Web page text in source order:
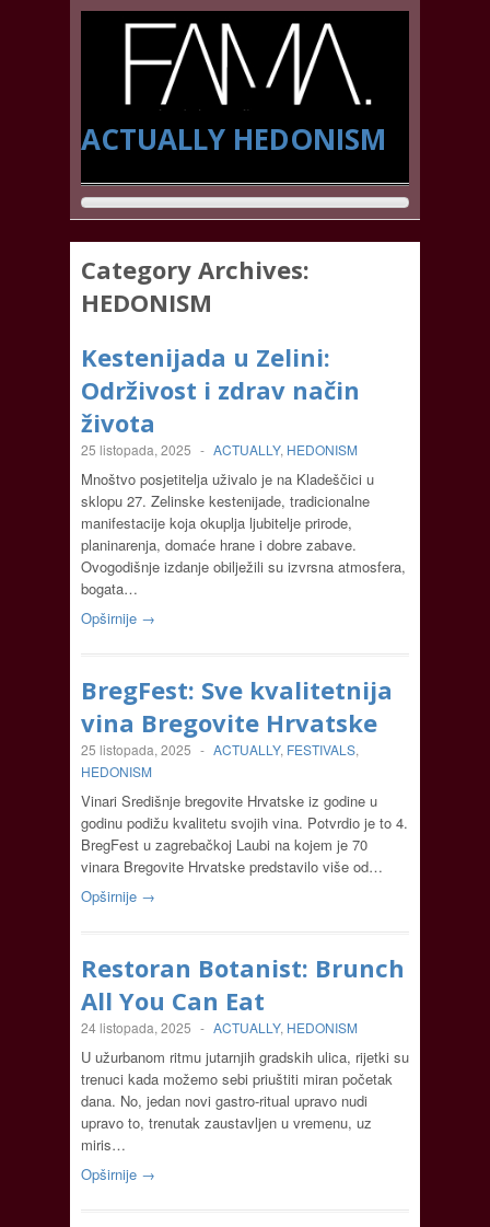
ACTUALLY HEDONISM
Category Archives:
HEDONISM
Kestenijada u Zelini:
Održivost i zdrav način
života
25 listopada, 2025 - ACTUALLY, HEDONISM
Mnoštvo posjetitelja uživalo je na Kladeščici u
sklopu 27. Zelinske kestenijade, tradicionalne
manifestacije koja okuplja ljubitelje prirode,
planinarenja, domaće hrane i dobre zabave.
Ovogodišnje izdanje obilježili su izvrsna atmosfera,
bogata…
Opširnije →
BregFest: Sve kvalitetnija
vina Bregovite Hrvatske
25 listopada, 2025 - ACTUALLY, FESTIVALS,
HEDONISM
Vinari Središnje bregovite Hrvatske iz godine u
godinu podižu kvalitetu svojih vina. Potvrdio je to 4.
BregFest u zagrebačkoj Laubi na kojem je 70
vinara Bregovite Hrvatske predstavilo više od…
Opširnije →
Restoran Botanist: Brunch
All You Can Eat
24 listopada, 2025 - ACTUALLY, HEDONISM
U užurbanom ritmu jutarnjih gradskih ulica, rijetki su
trenuci kada možemo sebi priuštiti miran početak
dana. No, jedan novi gastro-ritual upravo nudi
upravo to, trenutak zaustavljen u vremenu, uz
miris…
Opširnije →